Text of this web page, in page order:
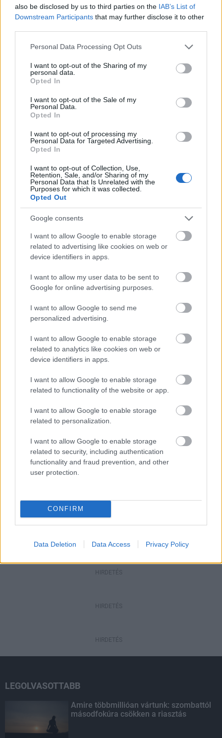
also be disclosed by us to third parties on the IAB’s List of
Downstream Participants that may further disclose it to other
Please note that this website/app uses one or more Google
not limited to your visit or usage behaviour. You may click to
grant or deny consent to Google and its third-party tags to
use your data for below specified purposes in below Google
consent section.
Personal Data Processing Opt Outs
I want to opt-out of the Sharing of my
personal data.
Opted In
I want to opt-out of the Sale of my
Personal Data.
Opted In
I want to opt-out of processing my
Personal Data for Targeted Advertising.
Opted In
I want to opt-out of Collection, Use,
Retention, Sale, and/or Sharing of my
Personal Data that Is Unrelated with the
Purposes for which it was collected.
Opted Out
Google consents
I want to allow Google to enable storage
related to advertising like cookies on web or
device identifiers in apps.
I want to allow my user data to be sent to
Google for online advertising purposes.
I want to allow Google to send me
personalized advertising.
I want to allow Google to enable storage
related to analytics like cookies on web or
device identifiers in apps.
I want to allow Google to enable storage
related to functionality of the website or app.
I want to allow Google to enable storage
related to personalization.
I want to allow Google to enable storage
related to security, including authentication
functionality and fraud prevention, and other
user protection.
CONFIRM
Data Deletion Data Access Privacy Policy
Új gyalogosátkelők és jelzőlámpás
csomópont épül Angyalföldön
Hódmezővásárhely jó hírű református
iskoláját
Látványos építési szakasz indult be a
HÍRLEVÉL
E-mail cím
Feliratkozom a hírlevélre és elfogadom az
adatvédelmi
szabályzatot!
FELIRATKOZÁS
LEGFRISSEBB
Országos hírek
Amire többmillióan vártunk: szombattól
Aktuális
Biztonságban a megemlékezés
napjaiban
Gazdaság
Salgótarjánban járt az államtitkár: a
településeket erősíti az új
HIRDETÉS
HIRDETÉS
HIRDETÉS
LEGOLVASOTTABB
Amire többmillióan vártunk: szombattól
másodfokúra csökken a riasztás